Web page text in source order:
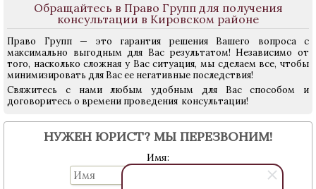
Обращайтесь в Право Групп для получения
консультации в Кировском районе
Право Групп — это гарантия решения Вашего вопроса с
максимально выгодным для Вас результатом! Независимо от
того, насколько сложная у Вас ситуация, мы сделаем все, чтобы
минимизировать для Вас ее негативные последствия!
Свяжитесь с нами любым удобным для Вас способом и
договоритесь о времени проведения консультации!
НУЖЕН ЮРИСТ? МЫ ПЕРЕЗВОНИМ!
Имя: